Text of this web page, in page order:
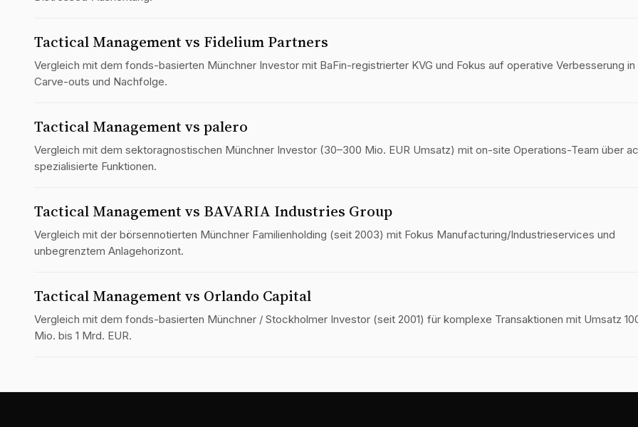
Tactical Management vs Fidelium Partners
Vergleich mit dem fonds-basierten Münchner Investor mit BaFin-registrierter KVG und Fokus auf operative Verbesserung in
Carve-outs und Nachfolge.
Tactical Management vs palero
Vergleich mit dem sektoragnostischen Münchner Investor (30–300 Mio. EUR Umsatz) mit on-site Operations-Team über
spezialisierte Funktionen.
Tactical Management vs BAVARIA Industries Group
Vergleich mit der börsen­notierten Münchner Familienholding (seit 2003) mit Fokus Manufacturing/Industrie­services und
unbegrenztem Anlagehorizont.
Tactical Management vs Orlando Capital
Vergleich mit dem fonds-basierten Münchner / Stockholmer Investor (seit 2001) für komplexe Transaktionen mit Umsatz
Mio. bis 1 Mrd. EUR.